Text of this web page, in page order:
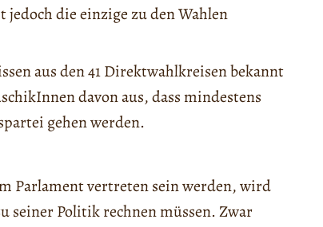
die einzige zu den Wahlen
aus den 41 Direktwahlkreisen bekannt
davon aus, dass mindestens
gehen werden.
Parlament vertreten sein werden, wird
seiner Politik rechnen müssen. Zwar